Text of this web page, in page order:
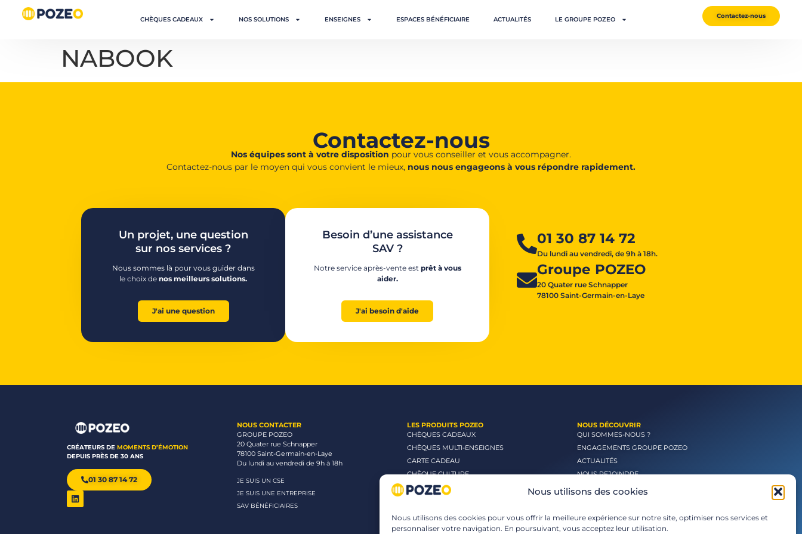
Nous utilisons des cookies
Nous utilisons des cookies pour vous offrir la meilleure expérience sur notre site, optimiser nos services et
personnaliser votre navigation. En poursuivant, vous acceptez leur utilisation.
CHÈQUES CADEAUX NOS SOLUTIONS ENSEIGNES ESPACES BÉNÉFICIAIRE ACTUALITÉS LE GROUPE POZEO Contactez-nous
NABOOK
Contactez-nous
Nos équipes sont à votre disposition pour vous conseiller et vous accompagner.
Contactez-nous par le moyen qui vous convient le mieux, nous nous engageons à vous répondre rapidement.
Un projet, une question
sur nos services ?
Nous sommes là pour vous guider dans
le choix denos meilleurs solutions.
J'ai une question
Besoin d’une assistance
SAV ?
Notre service après-vente est prêt à vous
aider.
J'ai besoin d'aide
01 30 87 14 72
Du lundi au vendredi, de 9h à 18h.
Groupe POZEO
20 Quater rue Schnapper
78100 Saint-Germain-en-Laye
CRÉATEURS DE MOMENTS D’ÉMOTION
DEPUIS PRÈS DE 30 ANS
01 30 87 14 72
NOUS CONTACTER
GROUPE POZEO
20 Quater rue Schnapper
78100 Saint-Germain-en-Laye
Du lundi au vendredi de 9h à 18h
JE SUIS UN CSE
JE SUIS UNE ENTREPRISE
SAV BÉNÉFICIAIRES
LES PRODUITS POZEO
CHÈQUES CADEAUX
CHÈQUES MULTI-ENSEIGNES
CARTE CADEAU
CHÈQUE CULTURE
CHÈQUE CINÉMA
NOUS DÉCOUVRIR
QUI SOMMES-NOUS ?
ENGAGEMENTS GROUPE POZEO
ACTUALITÉS
NOUS REJOINDRE